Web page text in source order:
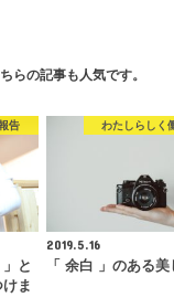
らの記事も人気です。
告
と
ま
わたしらしく
2019.5.16
「 余白 」のある美